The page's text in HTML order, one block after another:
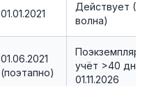
01.01.2021
Действует (1-
волна)
01.06.2021
(поэтапно)
учёт >40
01.11.2026